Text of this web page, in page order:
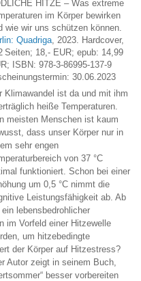
HITZE – Was extreme
im Körper bewirken
wie wir uns schützen können.
Quadriga , 2023. Hardcover,
Seiten; 18,- EUR; epub: 14,99
ISBN: 978-3-86995-137-9
30.06.2023
Klimawandel ist da und mit ihm
heiße Temperaturen.
meisten Menschen ist kaum
dass unser Körper nur in
sehr engen
von 37 °C
funktioniert. Schon bei einer
um 0,5 °C nimmt die
Leistungsfähigkeit ab. Ab
lebensbedrohlicher
im Vorfeld einer Hitzewelle
um hitzebedingte
der Körper auf Hitzestress?
Autor zeigt in seinem Buch,
besser vorbereiten